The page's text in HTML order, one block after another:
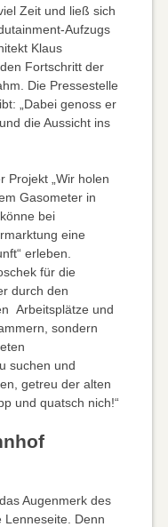
Zeit und ließ sich
Aufzugs
Klaus
Fortschritt der
Die Pressestelle
„Dabei genoss er
die Aussicht ins
Projekt „Wir holen
Gasometer in
bei
eine
erleben.
für die
durch den
Arbeitsplätze und
sondern
suchen und
getreu der alten
und quatsch nich!“
Augenmerk des
Lenneseite. Denn